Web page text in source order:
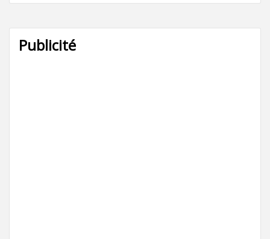
Publicité